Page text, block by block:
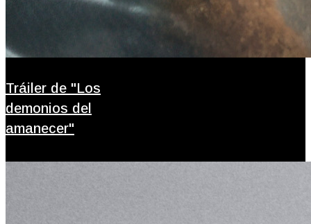
Tráiler de "Los
demonios del
amanecer"